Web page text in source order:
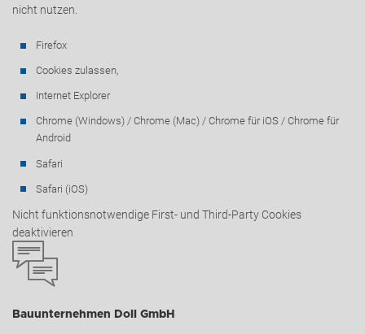
nicht nutzen.
Firefox
Cookies zulassen,
Internet Explorer
Chrome (Windows) / Chrome (Mac) / Chrome für iOS / Chrome für
Android
Safari
Safari (iOS)
Nicht funktionsnotwendige First- und Third-Party Cookies
deaktivieren
Bauunternehmen Doll GmbH